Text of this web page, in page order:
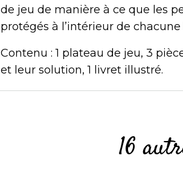
de jeu de manière à ce que les
protégés à l’intérieur de
Contenu : 1 plateau de jeu, 3
et leur solution, 1 livret illustré.
16